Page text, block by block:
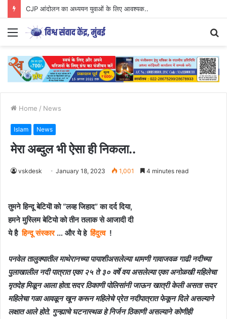
Parenting Has Its Limits….
Menu
Home / News
Islam News
मेरा अब्दुल भी ऐसा ही निकला..
vskdesk January 18, 2023 1,001 4 minutes read
तुमने हिन्दू बेटियॊ को “लव्ह जिहाद” का दर्द दिया,
हमने मुस्लिम बेटियो को तीन तलाक से आजादी दी
ये है हिन्दू संस्कार … और ये हे हिंदुत्व !
पनवेल तालुक्यातील माथेरानच्या पायाशीअसलेल्या धामणी गावाजवळ गाढी नदीच्या
पुलाखालील नदी पात्रात एका २५ ते ३० वर्षे वय असलेल्या एका अनोळखी महिलेचा
मृतदेह मिळून आला होता.सदर ठिकाणी पोलिसांनी जाऊन खात्री केली असता सदर
महिलेचा गळा आवळून खून करून महिलेचे प्रेत नदीपात्रात फेकून दिले असल्याने
लक्षात आले होते. गुन्ह्याचे घटनास्थळ हे निर्जन ठिकाणी असल्याने कोणीही